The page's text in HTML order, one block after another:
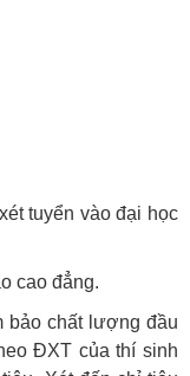
tuyển vào đại học
cao đẳng.
bảo chất lượng đầu
ĐXT của thí sinh